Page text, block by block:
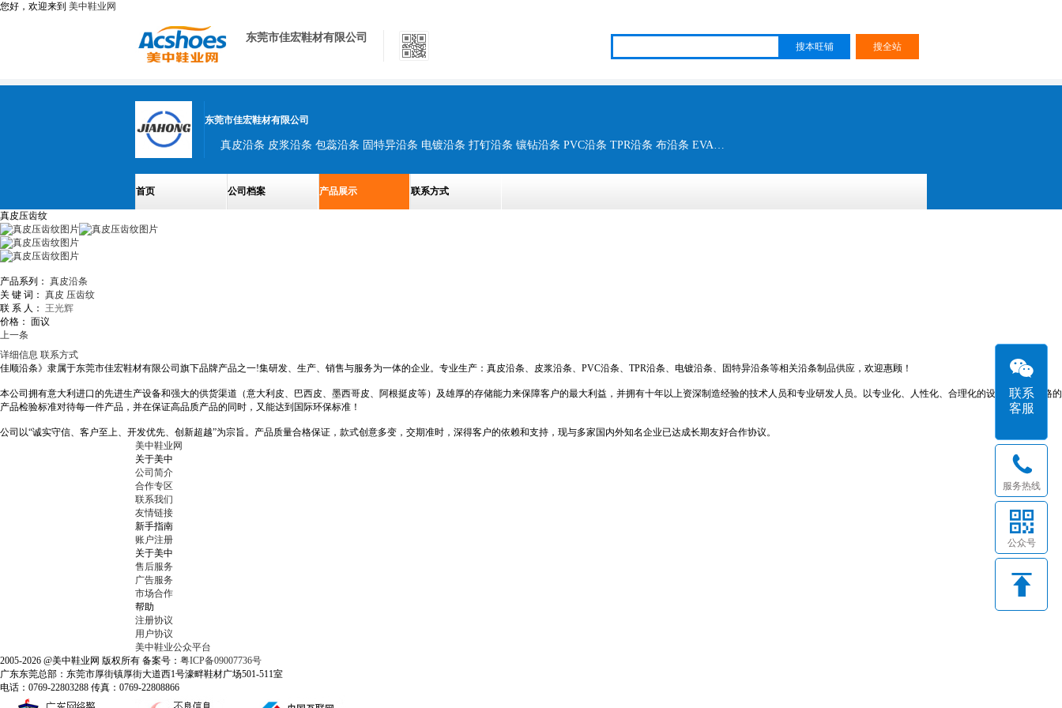
您好，欢迎来到 美中鞋业网
东莞市佳宏鞋材有限公司
东莞市佳宏鞋材有限公司
真皮沿条 皮浆沿条 包蕊沿条 固特异沿条 电镀沿条 打钉沿条 镶钻沿条 PVC沿条 TPR沿条 布沿条 EVA沿条 鞋底沿条
首页 公司档案 产品展示 联系方式
真皮压齿纹
产品系列： 真皮沿条
关 键 词： 真皮 压齿纹
联 系 人：
王光辉
价格： 面议
上一条
详细信息 联系方式
佳顺沿条》隶属于东莞市佳宏鞋材有限公司旗下品牌产品之一!集研发、生产、销售与服务为一体的企业。专业生产：真皮沿条、皮浆沿条、PVC沿条、TPR沿条、电镀沿条、固特异沿条等相关沿条制品供应，欢迎惠顾！
本公司拥有意大利进口的先进生产设备和强大的供货渠道（意大利皮、巴西皮、墨西哥皮、阿根挺皮等）及雄厚的存储能力来保障客户的最大利益，并拥有十年以上资深制造经验的技术人员和专业研发人员。以专业化、人性化、合理化的设计思路和严格的
产品检验标准对待每一件产品，并在保证高品质产品的同时，又能达到国际环保标准！
公司以“诚实守信、客户至上、开发优先、创新超越”为宗旨。产品质量合格保证，款式创意多变，交期准时，深得客户的依赖和支持，现与多家国内外知名企业已达成长期友好合作协议。
美中鞋业网
关于美中
公司简介
合作专区
联系我们
友情链接
新手指南
账户注册
关于美中
售后服务
广告服务
市场合作
帮助
注册协议
用户协议
美中鞋业公众平台
2005-2026 @美中鞋业网 版权所有 备案号： 粤ICP备09007736号
广东东莞总部：东莞市厚街镇厚街大道西1号濠畔鞋材广场501-511室
电话：0769-22803288 传真：0769-22808866
联系
客服
服务热线
公众号